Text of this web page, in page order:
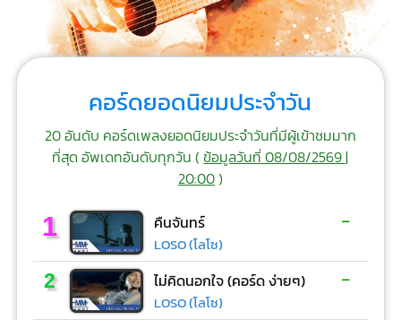
คอร์ดยอดนิยมประจำวัน
20 อันดับ คอร์ดเพลงยอดนิยมประจำวันที่มีผู้เข้าชมมาก
ที่สุด อัพเดทอันดับทุกวัน (ข้อมูลวันที่ 08/08/2569 |
20:00)
1 คืนจันทร์
LOSO (โลโซ)
-
2 ไม่คิดนอกใจ (คอร์ด ง่ายๆ)
LOSO (โลโซ)
-